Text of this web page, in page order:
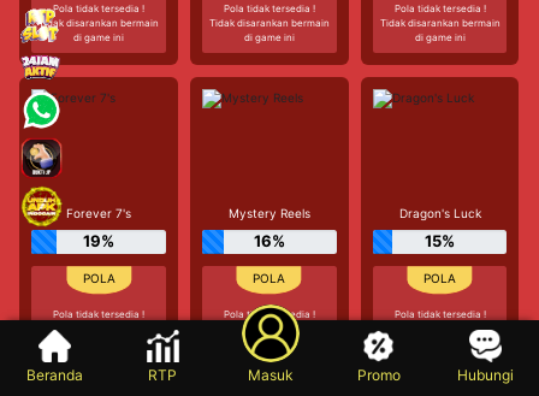
Pola tidak tersedia !
Tidak disarankan bermain
di game ini
Pola tidak tersedia !
Tidak disarankan bermain
di game ini
Pola tidak tersedia !
Tidak disarankan bermain
di game ini
Forever 7's
19%
Pola tidak tersedia !
Tidak disarankan bermain
Mystery Reels
16%
Pola tidak tersedia !
Tidak disarankan bermain
di game ini
Dragon's Luck
15%
Pola tidak tersedia !
Tidak disarankan bermain
Beranda RTP Masuk Promo Hubungi